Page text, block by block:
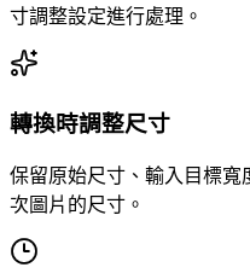
寸調整設定進行處理。
轉換時調整尺寸
保留原始尺寸、輸入目標
次圖片的尺寸。